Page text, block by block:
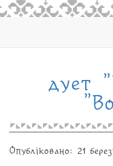
дует
Опубліковано: 21